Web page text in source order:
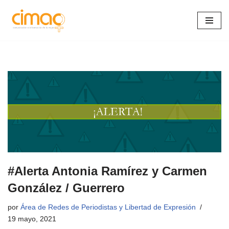
Saltar
#Alerta Antonia Ramírez y Carmen
González / Guerrero
por Área de Redes de Periodistas y Libertad de Expresión
19 mayo, 2021